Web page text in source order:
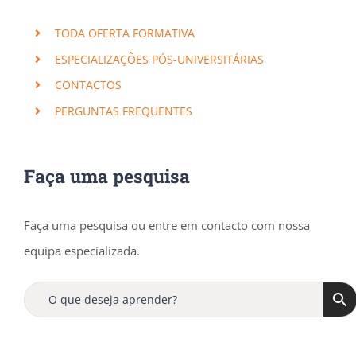
TODA OFERTA FORMATIVA
ESPECIALIZAÇÕES PÓS-UNIVERSITÁRIAS
CONTACTOS
PERGUNTAS FREQUENTES
Faça uma pesquisa
Faça uma pesquisa ou entre em contacto com nossa
equipa especializada.